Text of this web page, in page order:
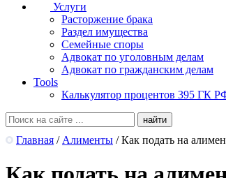
Услуги
Расторжение брака
Раздел имущества
Семейные споры
Адвокат по уголовным делам
Адвокат по гражданским делам
Tools
Калькулятор процентов 395 ГК
Главная / Алименты / Как подать на